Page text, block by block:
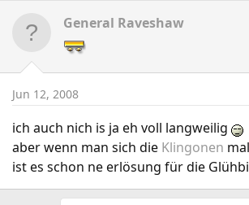
General Raveshaw
Jun 12, 2008
ich auch nich is ja eh voll langweilig
aber wenn man sich die Klingonen
ist es schon ne erlösung für die